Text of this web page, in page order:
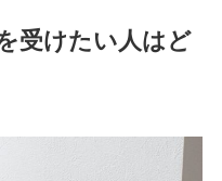
受けたい人はど